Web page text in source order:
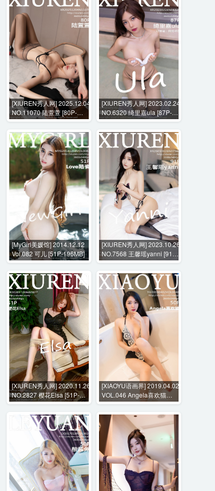
[XIUREN秀人网] 2025.12.04
NO.11070 陆萱萱 [80P-
752MB]
[XIUREN秀人网] 2023.02.24
NO.6320 绮里嘉ula [87P-
583MB]
[MyGirl美媛馆] 2014.12.12
Vol.082 可儿 [51P-196MB]
[XIUREN秀人网] 2023.10.26
NO.7568 王馨瑶yanni [91P-
711MB]
[XIUREN秀人网] 2020.11.26
NO.2827 樱花Elsa [51P-
616MB]
[XIAOYU语画界] 2019.04.02
VOL.046 Angela喜欢猫
[50P-198MB]